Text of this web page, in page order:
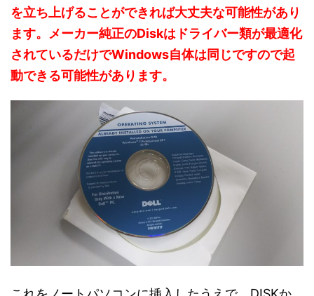
を立ち上げることができれば大丈夫な可能性があり
ます。メーカー純正のDiskはドライバー類が最適化
されているだけでWindows自体は同じですので起
動できる可能性があります。